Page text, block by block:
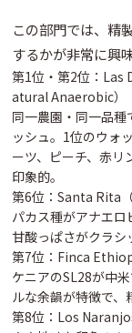
この部門では、精
するかが非常に興
第1位・第2位：Las
atural Anaerobic）
同一農園・同一品種
ッシュ。1位のウォ
ーツ、ピーチ、赤リ
印象的。
第6位：Santa Rita
パカス種がアナエロ
甘酸っぱさがクラシ
第7位：Finca
ケニアのSL28が中米
ルな余韻が特徴で、
第8位：Los